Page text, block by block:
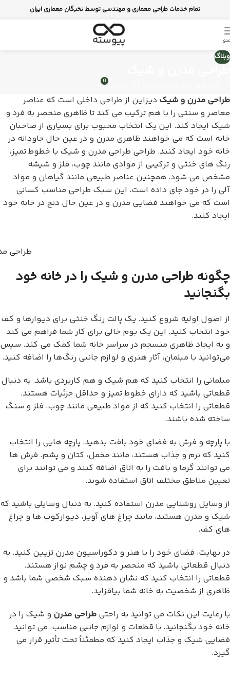
تمام خدمات طراحی معماری و مهندسی توسط نخبگان معماری ایران
وبلاگ
0
طراحی مدرن و شیک دیزاین از طراحی داخلی است که عناصر
معاصر و سنتی را با هم ترکیب می کند تا ظاهری منحصر به فرد و
شیک ایجاد کند. این یک انتخاب محبوب برای بسیاری از صاحبان
خانه است که می خواهند ظاهری مدرن و در عین حال جاودانه در
خانه خود ایجاد کنند. طراحی طراحی مدرن و شیک با خطوط تمیز،
رنگ های خنثی و ترکیبی از موادی مانند چوب، فلز و شیشه
مشخص می شود. همچنین عناصر طبیعی مانند گیاهان و مواد
آلی را در خود جای داده است. این سبک طراحی مناسب کسانی
است که می خواهند فضایی مدرن و در عین حال دنج در خانه خود
ایجاد کنند.
طراحی
چگونه طراحی مدرن و شیک را در خانه خود
بگنجانید
از اصول اولیه شروع کنید. یک پالت رنگ خنثی برای دیوارها و کف
خود انتخاب کنید. این یک بوم خالی برای کار شما فراهم می کند
و به ایجاد ظاهری منسجم در سراسر خانه شما کمک می کند. سپس
می‌توانید با مبلمان، آثار هنری و لوازم جانبی رنگ‌ها را اضافه کنید.
مبلمانی را انتخاب کنید که هم شیک و هم کاربردی باشد. به دنبال
قطعاتی باشید که دارای خطوط تمیز و حداقل جزئیات هستند.
قطعاتی را انتخاب کنید که از مواد طبیعی مانند چوب، فلز و سنگ
ساخته شده باشند.
با پارچه و فرش به فضای خود بافت بدهید. پارچه هایی را انتخاب
کنید که نرم و جذاب هستند، مانند مخمل، کتان و پشم. فرش ها
می توانند گرما و بافت را به اتاق اضافه کنند و می توانند برای
تعیین مناطق مختلف اتاق استفاده شوند.
از وسایل روشنایی مدرن استفاده کنید. به دنبال وسایلی باشید که
شیک و مدرن هستند، مانند چراغ های آویز، دیوارکوب ها و چراغ
های کف.
در نهایت، فضای خود را با هنر و دکوراسیون مدرن تزیین کنید. به
دنبال قطعاتی باشید که منحصر به فرد و چشم نواز هستند.
قطعاتی را انتخاب کنید که نشان دهنده سبک شخصی شما باشد و
ظاهری از شخصیت به خانه شما بیافزاید.
با رعایت این نکات می توانید به راحتی طراحی مدرن و شیک را در
خانه خود بگنجانید. با قطعات و لوازم جانبی مناسب، می توانید
فضایی شیک و جذاب ایجاد کنید که مطمئناً تحت تأثیر قرار می
گیرد.